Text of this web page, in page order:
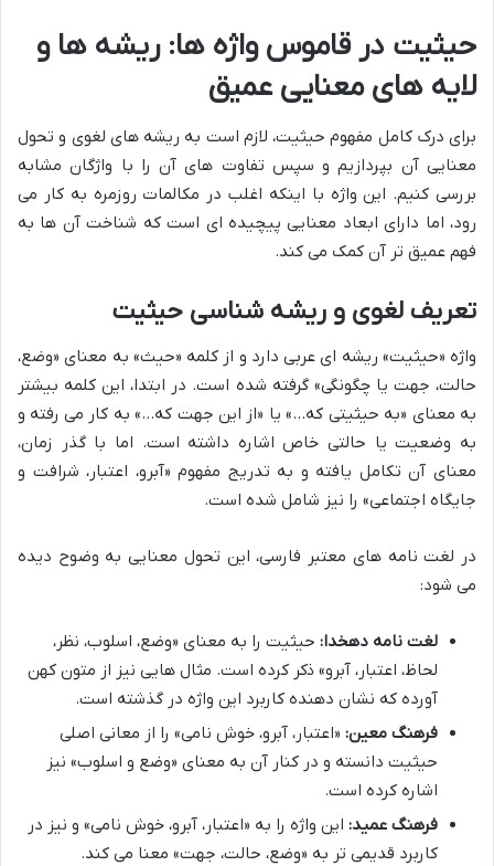
حیثیت در قاموس واژه ها: ریشه ها و
لایه های معنایی عمیق
برای درک کامل مفهوم حیثیت، لازم است به ریشه های لغوی و تحول
معنایی آن بپردازیم و سپس تفاوت های آن را با واژگان مشابه
بررسی کنیم. این واژه با اینکه اغلب در مکالمات روزمره به کار می
رود، اما دارای ابعاد معنایی پیچیده ای است که شناخت آن ها به
فهم عمیق تر آن کمک می کند.
تعریف لغوی و ریشه شناسی حیثیت
واژه «حیثیت» ریشه ای عربی دارد و از کلمه «حیث» به معنای «وضع،
حالت، جهت یا چگونگی» گرفته شده است. در ابتدا، این کلمه بیشتر
به معنای «به حیثیتی که…» یا «از این جهت که…» به کار می رفته و
به وضعیت یا حالتی خاص اشاره داشته است. اما با گذر زمان،
معنای آن تکامل یافته و به تدریج مفهوم «آبرو، اعتبار، شرافت و
جایگاه اجتماعی» را نیز شامل شده است.
در لغت نامه های معتبر فارسی، این تحول معنایی به وضوح دیده
می شود:
لغت نامه دهخدا: حیثیت را به معنای «وضع، اسلوب، نظر،
لحاظ، اعتبار، آبرو» ذکر کرده است. مثال هایی نیز از متون کهن
آورده که نشان دهنده کاربرد این واژه در گذشته است.
فرهنگ معین: «اعتبار، آبرو، خوش نامی» را از معانی اصلی
حیثیت دانسته و در کنار آن به معنای «وضع و اسلوب» نیز
اشاره کرده است.
فرهنگ عمید: این واژه را به «اعتبار، آبرو، خوش نامی» و نیز در
کاربرد قدیمی تر به «وضع، حالت، جهت» معنا می کند.